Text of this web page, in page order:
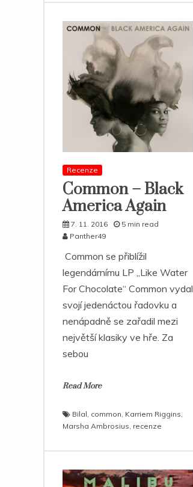
Recenze
Common – Black
America Again
7. 11. 2016
5 min read
Panther49
Common se přiblížil
legendárnímu LP „Like Water
For Chocolate“ Common vydal
svojí jedenáctou řadovku a
nenápadně se zařadil mezi
největší klasiky ve hře. Za
sebou
Read More
Bilal common Karriem Riggins
Marsha Ambrosius recenze